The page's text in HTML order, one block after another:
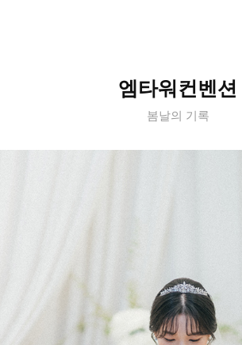
엠타워컨벤션
봄날의 기록